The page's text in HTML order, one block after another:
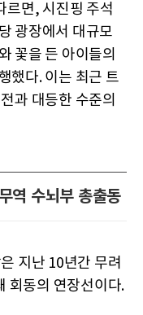
르면, 시진핑 주석
광장에서 대규모
꽃을 든 아이들의
했다. 이는 최근 트
과 대등한 수준의
역 수뇌부 총출동
지난 10년간 무려
회동의 연장선이다.